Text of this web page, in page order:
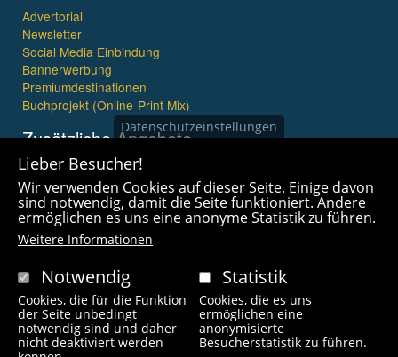
Advertorial
Newsletter
Social Media Einbindung
Bannerwerbung
Premiumdestinationen
Buchprojekt (Online-Print Mix)
Zusätzliche Angebote
Imagefilme und mehr
360° x 360° Fotografie
Copyright © 2021 wanderfreak.de. Alle Rechte vorbehalten.
Datenschutzeinstellungen
Lieber Besucher!
Wir verwenden Cookies auf dieser Seite. Einige davon
sind notwendig, damit die Seite funktioniert. Andere
ermöglichen es uns eine anonyme Statistik zu führen.
Weitere Informationen
Notwendig
Cookies, die für die Funktion
der Seite unbedingt
notwendig sind und daher
nicht deaktiviert werden
Statistik
Cookies, die es uns
ermöglichen eine
anonymisierte
Besucherstatistik zu führen.